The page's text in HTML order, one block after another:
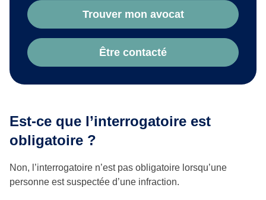
Trouver mon avocat
Être contacté
Est-ce que l’interrogatoire est
obligatoire ?
Non, l’interrogatoire n’est pas obligatoire lorsqu’une
personne est suspectée d’une infraction.